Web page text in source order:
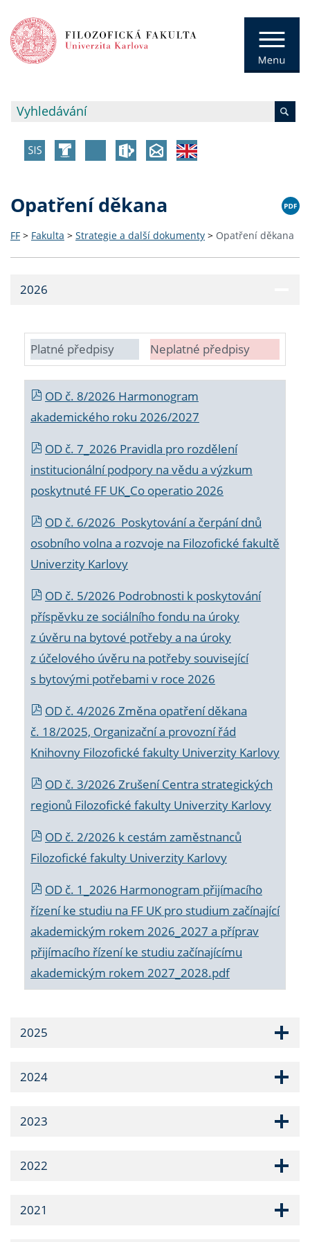
Opatření děkana
FF > Fakulta > Strategie a další dokumenty > Opatření děkana
2026
Platné předpisy Neplatné předpisy
OD č. 8/2026 Harmonogram
akademického roku 2026/2027
OD č. 7_2026 Pravidla pro rozdělení
institucionální podpory na vědu a výzkum
poskytnuté FF UK_Co operatio 2026
OD č. 6/2026 Poskytování a čerpání dnů
osobního volna a rozvoje na Filozofické fakultě
Univerzity Karlovy
OD č. 5/2026 Podrobnosti k poskytování
příspěvku ze sociálního fondu na úroky
z úvěru na bytové potřeby a na úroky
z účelového úvěru na potřeby související
s bytovými potřebami v roce 2026
OD č. 4/2026 Změna opatření děkana
č. 18/2025, Organizační a provozní řád
Knihovny Filozofické fakulty Univerzity Karlovy
OD č. 3/2026 Zrušení Centra strategických
regionů Filozofické fakulty Univerzity Karlovy
OD č. 2/2026 k cestám zaměstnanců
Filozofické fakulty Univerzity Karlovy
OD č. 1_2026 Harmonogram přijímacího
řízení ke studiu na FF UK pro studium začínající
akademickým rokem 2026_2027 a příprav
přijímacího řízení ke studiu začínajícímu
akademickým rokem 2027_2028.pdf
2025
2024
2023
2022
2021